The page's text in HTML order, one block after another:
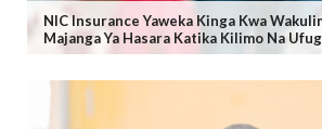
NIC Insurance Yaweka Kinga Kwa
Majanga Ya Hasara Katika Kilimo Na